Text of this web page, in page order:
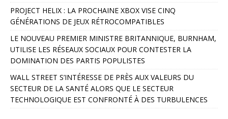
i
v
e
:
PROJECT HELIX : LA PROCHAINE XBOX VISE CINQ
GÉNÉRATIONS DE JEUX RÉTROCOMPATIBLES
LE NOUVEAU PREMIER MINISTRE BRITANNIQUE, BURNHAM,
UTILISE LES RÉSEAUX SOCIAUX POUR CONTESTER LA
DOMINATION DES PARTIS POPULISTES
WALL STREET S’INTÉRESSE DE PRÈS AUX VALEURS DU
SECTEUR DE LA SANTÉ ALORS QUE LE SECTEUR
TECHNOLOGIQUE EST CONFRONTÉ À DES TURBULENCES